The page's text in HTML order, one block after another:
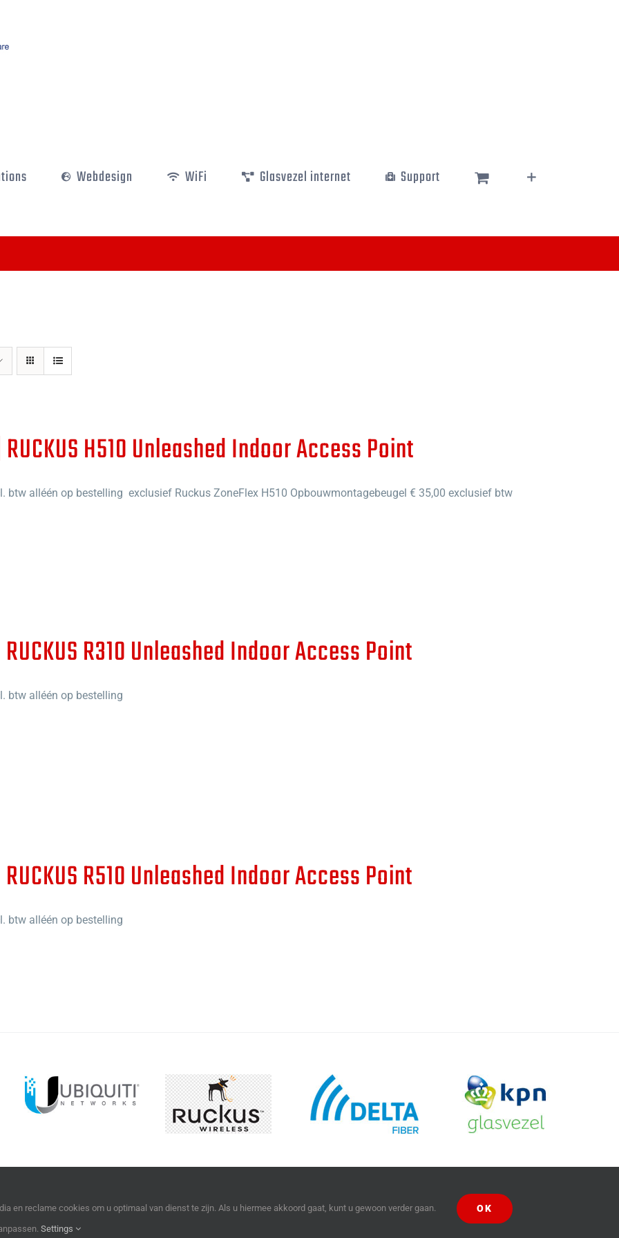
Webdesign WiFi Glasvezel internet Support
RUCKUS H510 Unleashed Indoor Access Point
btw alléén op bestelling exclusief Ruckus ZoneFlex H510 Opbouwmontagebeugel € 35,00 exclusief btw
RUCKUS R310 Unleashed Indoor Access Point
btw alléén op bestelling
RUCKUS R510 Unleashed Indoor Access Point
btw alléén op bestelling
Facebook
en reclame cookies om u optimaal van dienst te zijn. Als u hiermee akkoord gaat, kunt u gewoon verder gaan.
Settings
OK